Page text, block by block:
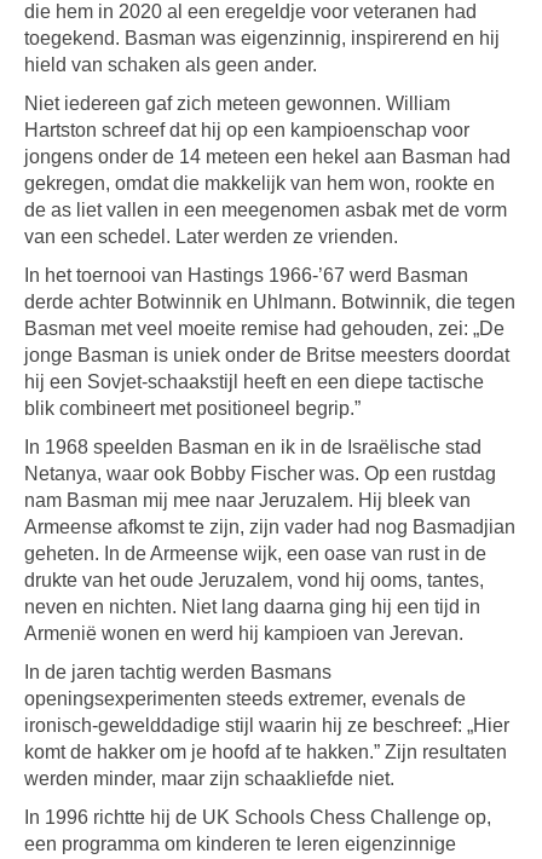
die hem in 2020 al een eregeldje voor veteranen had
toegekend. Basman was eigenzinnig, inspirerend en hij
hield van schaken als geen ander.
Niet iedereen gaf zich meteen gewonnen. William
Hartston schreef dat hij op een kampioenschap voor
jongens onder de 14 meteen een hekel aan Basman had
gekregen, omdat die makkelijk van hem won, rookte en
de as liet vallen in een meegenomen asbak met de vorm
van een schedel. Later werden ze vrienden.
In het toernooi van Hastings 1966-’67 werd Basman
derde achter Botwinnik en Uhlmann. Botwinnik, die tegen
Basman met veel moeite remise had gehouden, zei: „De
jonge Basman is uniek onder de Britse meesters doordat
hij een Sovjet-schaakstijl heeft en een diepe tactische
blik combineert met positioneel begrip.”
In 1968 speelden Basman en ik in de Israëlische stad
Netanya, waar ook Bobby Fischer was. Op een rustdag
nam Basman mij mee naar Jeruzalem. Hij bleek van
Armeense afkomst te zijn, zijn vader had nog Basmadjian
geheten. In de Armeense wijk, een oase van rust in de
drukte van het oude Jeruzalem, vond hij ooms, tantes,
neven en nichten. Niet lang daarna ging hij een tijd in
Armenië wonen en werd hij kampioen van Jerevan.
In de jaren tachtig werden Basmans
openingsexperimenten steeds extremer, evenals de
ironisch-gewelddadige stijl waarin hij ze beschreef: „Hier
komt de hakker om je hoofd af te hakken.” Zijn resultaten
werden minder, maar zijn schaakliefde niet.
In 1996 richtte hij de UK Schools Chess Challenge op,
een programma om kinderen te leren eigenzinnige